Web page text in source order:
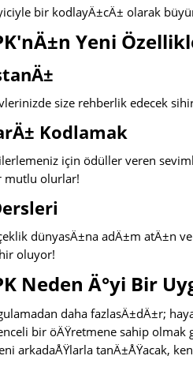
bir kodlayÄ±cÄ± olarak
Yeni
size rehberlik edecek
Kodlamak
için ödüller veren
mutlu olurlar!
dünyasÄ±na adÄ±m atÄ±n
oluyor!
Neden Ä°yi Bir
daha fazlasÄ±dÄ±r;
bir öÄŸretmene sahip
arkadaÅŸlarla tanÄ±ÅŸacak,